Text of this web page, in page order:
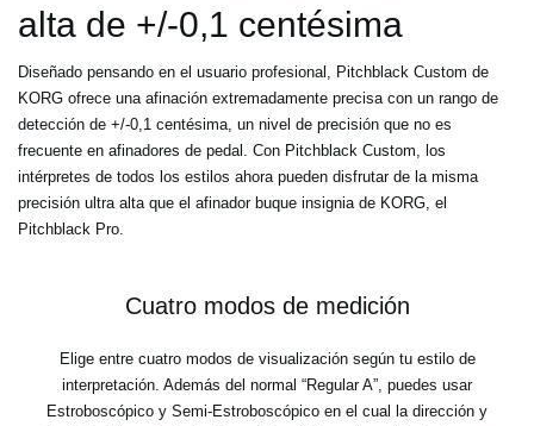
alta de +/-0,1 centésima
Diseñado pensando en el usuario profesional, Pitchblack Custom de
KORG ofrece una afinación extremadamente precisa con un rango de
detección de +/-0,1 centésima, un nivel de precisión que no es
frecuente en afinadores de pedal. Con Pitchblack Custom, los
intérpretes de todos los estilos ahora pueden disfrutar de la misma
precisión ultra alta que el afinador buque insignia de KORG, el
Pitchblack Pro.
Cuatro modos de medición
Elige entre cuatro modos de visualización según tu estilo de
interpretación. Además del normal “Regular A”, puedes usar
Estroboscópico y Semi-Estroboscópico en el cual la dirección y